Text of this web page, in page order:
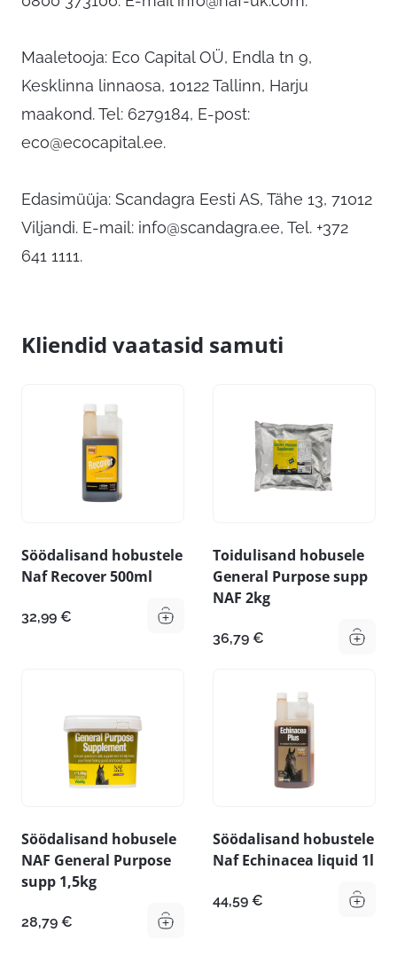
Maaletooja: Eco Capital OÜ, Endla tn 9,
Kesklinna linnaosa, 10122 Tallinn, Harju
maakond. Tel: 6279184, E-post:
eco@ecocapital.ee.
Edasimüüja: Scandagra Eesti AS, Tähe 13, 71012
Viljandi. E-mail: info@scandagra.ee, Tel. +372
641 1111.
Kliendid vaatasid samuti
Söödalisand hobustele
Naf Recover 500ml
32,99 €
Toidulisand hobusele
General Purpose supp
NAF 2kg
36,79 €
Söödalisand hobusele
NAF General Purpose
supp 1,5kg
28,79 €
Söödalisand hobustele
Naf Echinacea liquid 1l
44,59 €